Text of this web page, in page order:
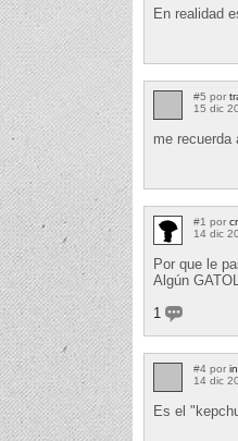
En realidad
#5 por
15 dic
me recuerda
#1 por
14 dic
Por que le
Algún
1
#4 por
14 dic
Es el